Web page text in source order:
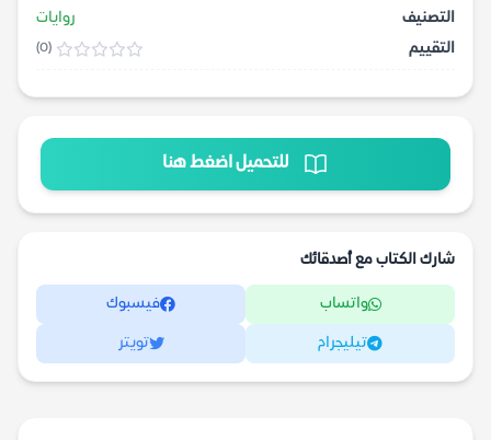
التصنيف
روايات
التقييم
(0)
للتحميل اضغط هنا
شارك الكتاب مع أصدقائك
واتساب فيسبوك
تيليجرام تويتر